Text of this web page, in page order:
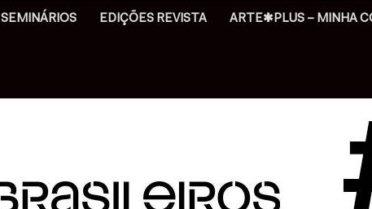
SEMINÁRIOS EDIÇÕES REVISTA ARTE✱PLUS – MINHA